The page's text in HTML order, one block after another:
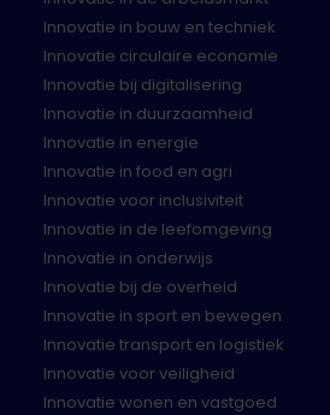
Innovatie in bouw en techniek
Innovatie circulaire economie
Innovatie bij digitalisering
Innovatie in duurzaamheid
Innovatie in energie
Innovatie in food en agri
Innovatie voor inclusiviteit
Innovatie in de leefomgeving
Innovatie in onderwijs
Innovatie bij de overheid
Innovatie in sport en bewegen
Innovatie transport en logistiek
Innovatie voor veiligheid
Innovatie wonen en vastgoed